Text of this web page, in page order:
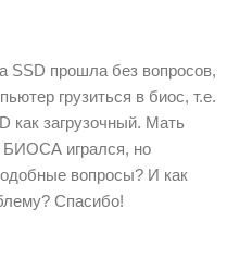
SSD прошла без вопросов,
грузиться в биос, т.е.
как загрузочный. Мать
БИОСА игрался, но
вопросы? И как
Спасибо!